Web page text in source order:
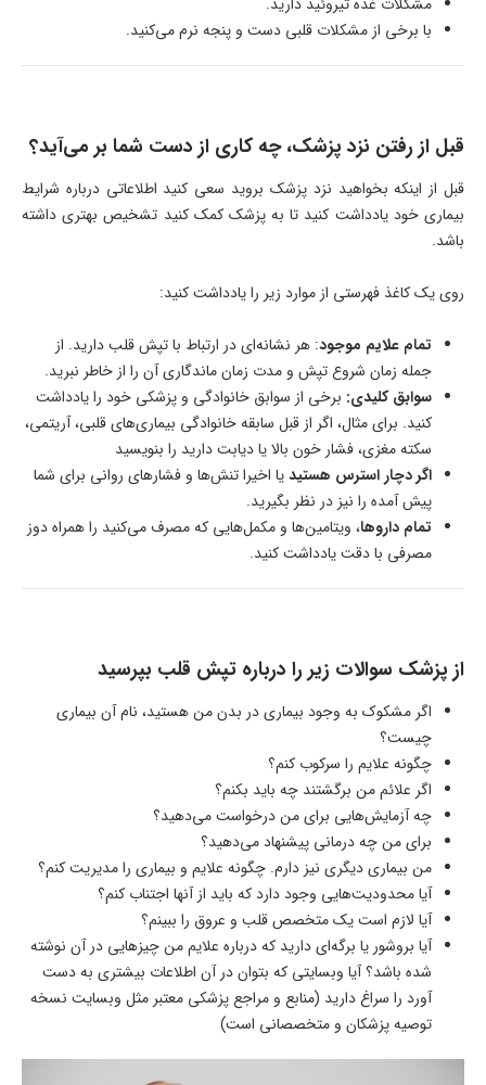
با برخی از مشکلات قلبی دست و پنجه نرم می‌کنید.
قبل از رفتن نزد پزشک، چه کاری از دست شما بر می‌آید؟
قبل از اینکه بخواهید نزد پزشک بروید سعی کنید اطلاعاتی درباره شرایط
بیماری خود یادداشت کنید تا به پزشک کمک کنید تشخیص بهتری داشته
باشد.
روی یک کاغذ فهرستی از موارد زیر را یادداشت کنید:
تمام علایم موجود: هر نشانه‌ای در ارتباط با تپش قلب دارید. از
جمله زمان شروع تپش و مدت زمان ماندگاری آن را از خاطر نبرید.
سوابق کلیدی: برخی از سوابق خانوادگی و پزشکی خود را یادداشت
کنید. برای مثال، اگر از قبل سابقه خانوادگی بیماری‌های قلبی، آریتمی،
سکته مغزی، فشار خون بالا یا دیابت دارید را بنویسید
اگر دچار استرس هستیدیا اخیرا تنش‌ها و فشارهای روانی برای شما
پیش آمده را نیز در نظر بگیرید.
تمام داروها، ویتامین‌ها و مکمل‌هایی که مصرف می‌کنید را همراه دوز
مصرفی با دقت یادداشت کنید.
از پزشک سوالات زیر را درباره تپش قلب بپرسید
اگر مشکوک به وجود بیماری در بدن من هستید، نام آن بیماری
چیست؟
چگونه علایم را سرکوب کنم؟
اگر علائم من برگشتند چه باید بکنم؟
چه آزمایش‌هایی برای من درخواست می‌دهید؟
برای من چه درمانی پیشنهاد می‌دهید؟
من بیماری دیگری نیز دارم. چگونه علایم و بیماری را مدیریت کنم؟
آیا محدودیت‌هایی وجود دارد که باید از آنها اجتناب کنم؟
آیا لازم است یک متخصص قلب و عروق را ببینم؟
آیا بروشور یا برگه‌ای دارید که درباره علایم من چیزهایی در آن نوشته
شده باشد؟ آیا وبسایتی که بتوان در آن اطلاعات بیشتری به دست
آورد را سراغ دارید (منابع و مراجع پزشکی معتبر مثل وبسایت نسخه
توصیه پزشکان و متخصصانی است)